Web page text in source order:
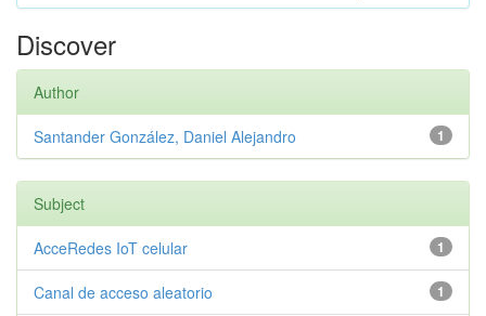
Discover
Author
1
Santander González, Daniel Alejandro
Subject
1
AcceRedes IoT celular
1
Canal de acceso aleatorio